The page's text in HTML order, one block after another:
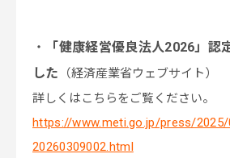
・
「健康経営優良法人2026」認
した （経済産業省ウェブサイト）
詳しくはこちらをご覧ください。
https://www.meti.go.jp/press/
20260309002.html